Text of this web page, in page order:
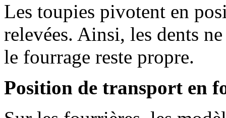
Les toupies pivotent en
relevées. Ainsi, les dents
le fourrage reste propre.
Position de transport en